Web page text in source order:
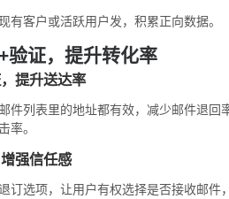
有客户或活跃用户发，积累正向数据。
验证，提升转化率
提升送达率
件列表里的地址都有效，减少邮件退回
率。
强信任感
订选项，让用户有权选择是否接收邮